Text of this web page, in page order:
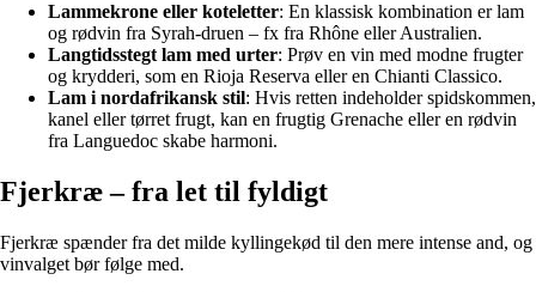
Lammekrone eller koteletter: En klassisk kombination er lam
og rødvin fra Syrah-druen – fx fra Rhône eller Australien.
Langtidsstegt lam med urter: Prøv en vin med modne frugter
og krydderi, som en Rioja Reserva eller en Chianti Classico.
Lam i nordafrikansk stil: Hvis retten indeholder spidskommen,
kanel eller tørret frugt, kan en frugtig Grenache eller en rødvin
fra Languedoc skabe harmoni.
Fjerkræ – fra let til fyldigt
Fjerkræ spænder fra det milde kyllingekød til den mere intense and, og
vinvalget bør følge med.